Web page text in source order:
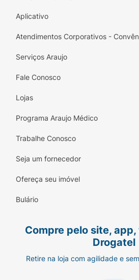
Aplicativo
Atendimentos Corporativos -
Serviços Araujo
Fale Conosco
Lojas
Programa Araujo Médico
Trabalhe Conosco
Seja um fornecedor
Ofereça seu imóvel
Bulário
Compre pelo site,
Drogatel
Retire na loja com agilidade e